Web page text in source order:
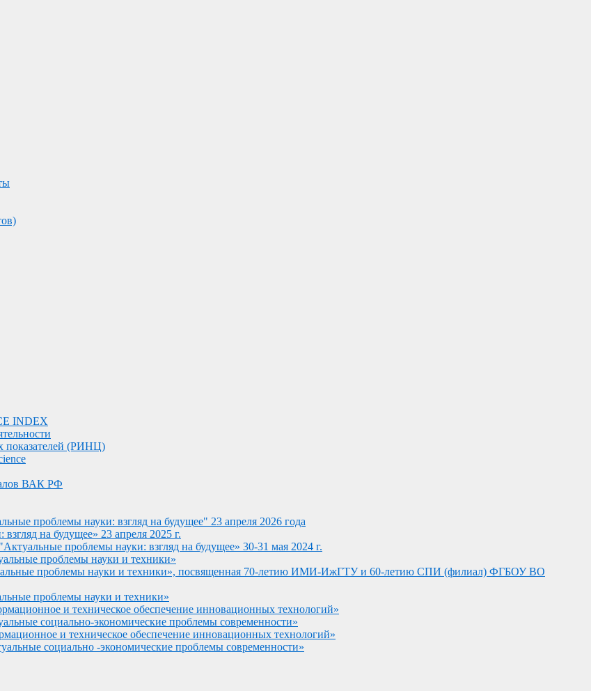
INDEX
показателей (РИНЦ)
ВАК РФ
проблемы науки: взгляд на будущее" 23 апреля 2026 года
на будущее» 23 апреля 2025 г.
проблемы науки: взгляд на будущее» 30-31 мая 2024 г.
проблемы науки и техники»
проблемы науки и техники», посвященная 70-летию ИМИ-ИжГТУ и 60-летию СПИ (филиал) ФГБОУ ВО
проблемы науки и техники»
и техническое обеспечение инновационных технологий»
социально-экономические проблемы современности»
и техническое обеспечение инновационных технологий»
социально -экономические проблемы современности»